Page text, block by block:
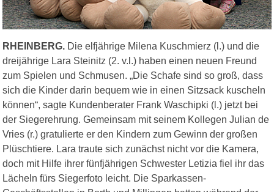
RHEINBERG. Die elfjährige Milena Kuschmierz (l.) und die
dreijährige Lara Steinitz (2. v.l.) haben einen neuen Freund
zum Spielen und Schmusen. „Die Schafe sind so groß, dass
sich die Kinder darin bequem wie in einen Sitzsack kuscheln
können“, sagte Kundenberater Frank Waschipki (l.) jetzt bei
der Siegerehrung. Gemeinsam mit seinem Kollegen Julian de
Vries (r.) gratulierte er den Kindern zum Gewinn der großen
Plüschtiere. Lara traute sich zunächst nicht vor die Kamera,
doch mit Hilfe ihrer fünfjährigen Schwester Letizia fiel ihr das
Lächeln fürs Siegerfoto leicht. Die Sparkassen-